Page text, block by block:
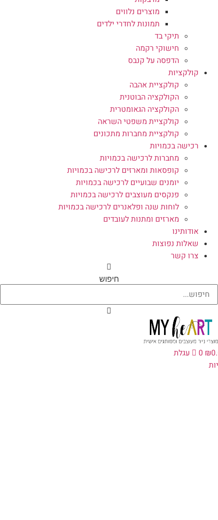
מוצרים נלווים
תמונות לחדרי ילדים
תיקי בד
חישוקי רקמה
הדפסה על קנבס
קולקציות
קולקציית אהבה
הקולקציה הבוטנית
הקולקציה הגאומטרית
קולקציית משפטי השראה
קולקציית מחברות מתכונים
רכישה בכמויות
מחברות לרכישה בכמויות
קופסאות ומארזים לרכישה בכמויות
יומנים שבועיים לרכישה בכמויות
פנקסים מעוצבים לרכישה בכמויות
לוחות שנה ופלאנרים לרכישה בכמויות
מארזים ומתנות לעובדים
אודותינו
שאלות נפוצות
צרו קשר
חיפוש
₪
0
עגלת